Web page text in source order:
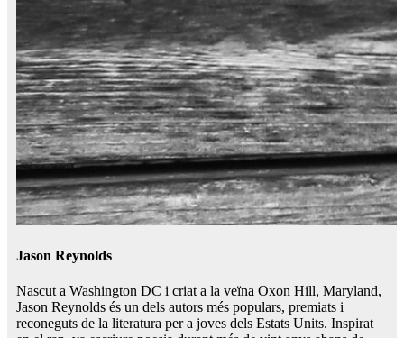
Jason Reynolds
Nascut a Washington DC i criat a la veïna Oxon Hill, Maryland,
Jason Reynolds és un dels autors més populars, premiats i
reconeguts de la literatura per a joves dels Estats Units. Inspirat